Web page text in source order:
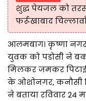
शुद्ध पेयजल को तरस
फर्रूखाबाद
आलमबाग। कृष्णा
युवक को पडोसी ने
मिलकर जमकर
के ओशोनगर, कनौसी
ने बताया रविवार